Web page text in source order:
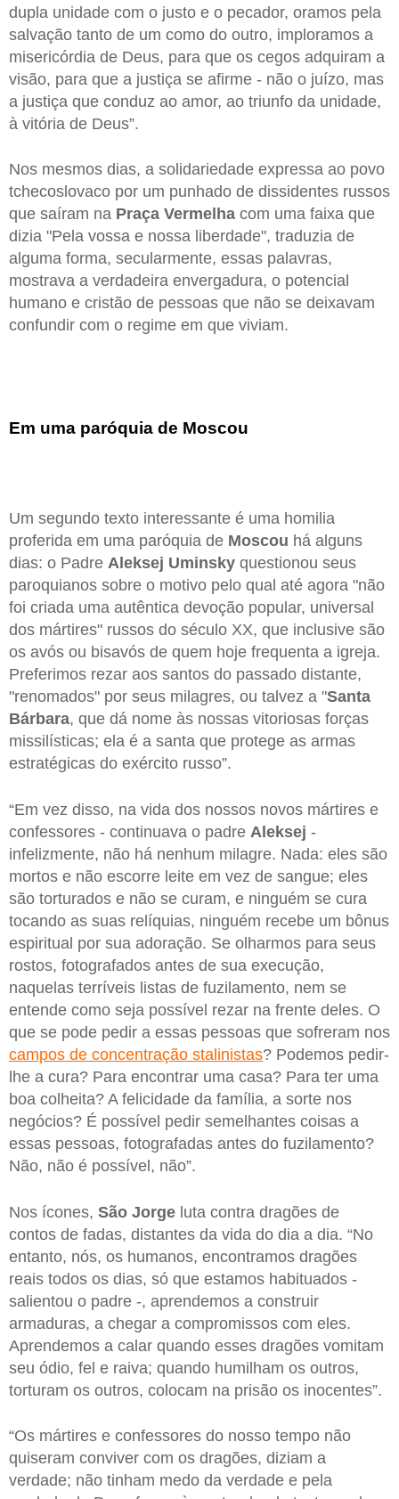
dupla unidade com o justo e o pecador, oramos pela
salvação tanto de um como do outro, imploramos a
misericórdia de Deus, para que os cegos adquiram a
visão, para que a justiça se afirme - não o juízo, mas
a justiça que conduz ao amor, ao triunfo da unidade,
à vitória de Deus”.
Nos mesmos dias, a solidariedade expressa ao povo
tchecoslovaco por um punhado de dissidentes russos
que saíram na Praça Vermelha com uma faixa que
dizia "Pela vossa e nossa liberdade", traduzia de
alguma forma, secularmente, essas palavras,
mostrava a verdadeira envergadura, o potencial
humano e cristão de pessoas que não se deixavam
confundir com o regime em que viviam.
Em uma paróquia de Moscou
Um segundo texto interessante é uma homilia
proferida em uma paróquia de Moscou há alguns
dias: o Padre Aleksej Uminsky questionou seus
paroquianos sobre o motivo pelo qual até agora "não
foi criada uma autêntica devoção popular, universal
dos mártires" russos do século XX, que inclusive são
os avós ou bisavós de quem hoje frequenta a igreja.
Preferimos rezar aos santos do passado distante,
"renomados" por seus milagres, ou talvez a "Santa
Bárbara, que dá nome às nossas vitoriosas forças
missilísticas; ela é a santa que protege as armas
estratégicas do exército russo”.
“Em vez disso, na vida dos nossos novos mártires e
confessores - continuava o padre Aleksej -
infelizmente, não há nenhum milagre. Nada: eles são
mortos e não escorre leite em vez de sangue; eles
são torturados e não se curam, e ninguém se cura
tocando as suas relíquias, ninguém recebe um bônus
espiritual por sua adoração. Se olharmos para seus
rostos, fotografados antes de sua execução,
naquelas terríveis listas de fuzilamento, nem se
entende como seja possível rezar na frente deles. O
que se pode pedir a essas pessoas que sofreram nos
campos de concentração stalinistas? Podemos pedir-
lhe a cura? Para encontrar uma casa? Para ter uma
boa colheita? A felicidade da família, a sorte nos
negócios? É possível pedir semelhantes coisas a
essas pessoas, fotografadas antes do fuzilamento?
Não, não é possível, não”.
Nos ícones, São Jorge luta contra dragões de
contos de fadas, distantes da vida do dia a dia. “No
entanto, nós, os humanos, encontramos dragões
reais todos os dias, só que estamos habituados -
salientou o padre -, aprendemos a construir
armaduras, a chegar a compromissos com eles.
Aprendemos a calar quando esses dragões vomitam
seu ódio, fel e raiva; quando humilham os outros,
torturam os outros, colocam na prisão os inocentes”.
“Os mártires e confessores do nosso tempo não
quiseram conviver com os dragões, diziam a
verdade; não tinham medo da verdade e pela